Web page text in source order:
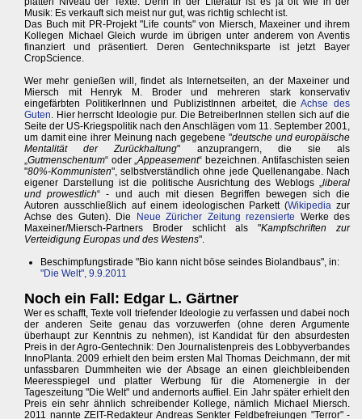
Musik: Es verkauft sich meist nur gut, was richtig schlecht ist.
Das Buch mit PR-Projekt "Life counts" von Miersch, Maxeiner und ihrem
Kollegen Michael Gleich wurde im übrigen unter anderem von Aventis
finanziert und präsentiert. Deren Gentechniksparte ist jetzt Bayer
CropScience.
Wer mehr genießen will, findet als Internetseiten, an der Maxeiner und
Miersch mit Henryk M. Broder und mehreren stark konservativ
eingefärbten PolitikerInnen und PublizistInnen arbeitet, dieAchse des
Guten. Hier herrscht Ideologie pur. Die BetreiberInnen stellen sich auf die
Seite der US-Kriegspolitik nach den Anschlägen vom 11. September 2001,
um damit eine ihrer Meinung nach gegebene "deutsche und europäische
Mentalität der Zurückhaltung" anzuprangern, die sie als
„Gutmenschentum“ oder „Appeasement“ bezeichnen. Antifaschisten seien
"80%-Kommunisten", selbstverständlich ohne jede Quellenangabe. Nach
eigener Darstellung ist die politische Ausrichtung des Weblogs „liberal
und prowestlich“ - und auch mit diesen Begriffen bewegen sich die
Autoren ausschließlich auf einem ideologischen Parkett (Wikipedia zur
Achse des Guten). Die
Neue Züricher Zeitung rezensierte Werke des
Maxeiner/Miersch-Partners Broder schlicht als "Kampfschriften zur
Verteidigung Europas und des Westens".
Beschimpfungstirade "Bio kann nicht böse seindes Biolandbaus", in:
"Die Welt", 9.9.2011
Noch ein Fall: Edgar L. Gärtner
Wer es schafft, Texte voll triefender Ideologie zu verfassen und dabei noch
der anderen Seite genau das vorzuwerfen (ohne deren Argumente
überhaupt zur Kenntnis zu nehmen), ist Kandidat für den absurdesten
Preis in der Agro-Gentechnik: Den Journalistenpreis des Lobbyverbandes
InnoPlanta. 2009 erhielt den beim ersten Mal Thomas Deichmann, der mit
unfassbaren Dummheiten wie der Absage an einen gleichbleibenden
Meeresspiegel und platter Werbung für die Atomenergie in der
Tageszeitung "Die Welt" und andernorts auffiel. Ein Jahr später erhielt den
Preis ein sehr ähnlich schreibender Kollege, nämlich Michael Miersch.
2011 nannte ZEIT-Redakteur Andreas Senkter Feldbefreiungen "Terror" -